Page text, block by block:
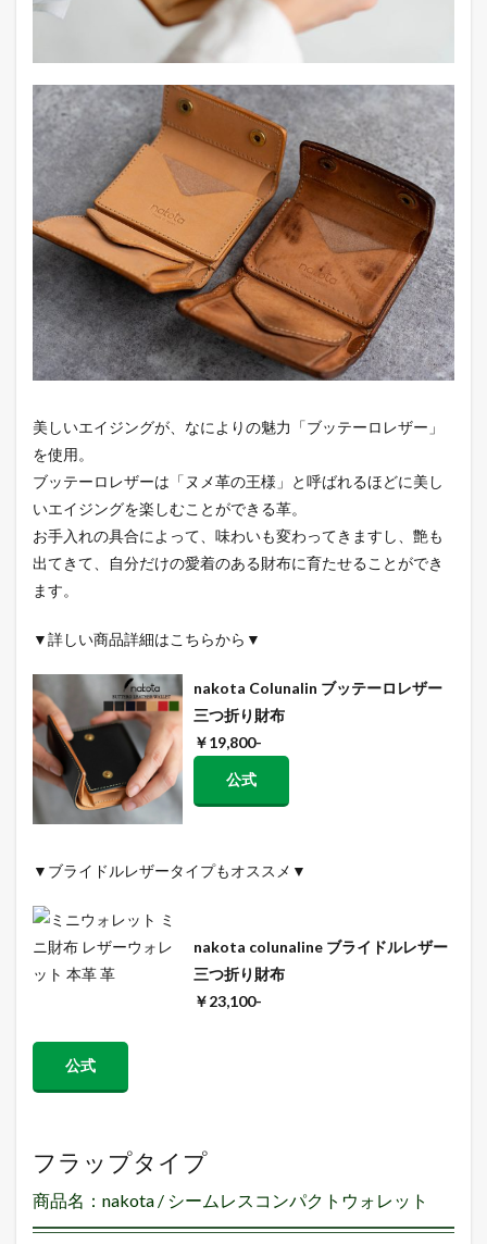
美しいエイジングが、なによりの魅力「ブッテーロレザー」
を使用。
ブッテーロレザーは「ヌメ革の王様」と呼ばれるほどに美し
いエイジングを楽しむことができる革。
お手入れの具合によって、味わいも変わってきますし、艶も
出てきて、自分だけの愛着のある財布に育たせることができ
ます。
▼詳しい商品詳細はこちらから▼
nakota Colunalin ブッテーロレザー
三つ折り財布
￥19,800-
公式
▼ ブライドルレザータイプもオススメ▼
nakota colunaline ブライドルレザー
三つ折り財布
￥23,100-
公式
フラップタイプ
商品名：nakota / シームレスコンパクトウォレット